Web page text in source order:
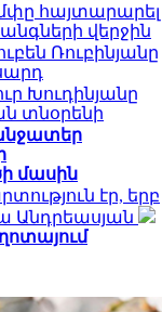
հայտարարել
վերջին
Ռուբինյանը
Խուդինյանը
տնօրենի
մասին
էր, երբ
Անդրեասյան